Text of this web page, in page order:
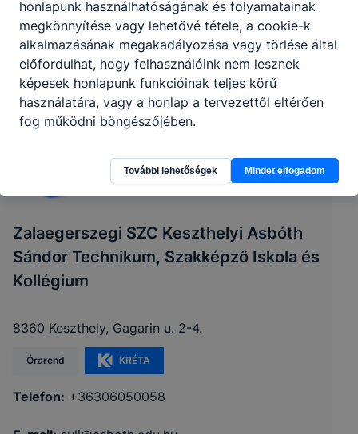
Zalaegerszegi SZC Keszthelyi Asbóth
Sándor Technikum, Szakképző Iskola és
Kollégium
8360 Keszthely, Gagarin u. 2-4.
Órarend KRÉTA
Telefon: +36306050058
honlapunk használhatóságának és folyamatainak
megkönnyítése vagy lehetővé tétele, a cookie-k
alkalmazásának megakadályozása vagy törlése által
előfordulhat, hogy felhasználóink nem lesznek
képesek honlapunk funkcióinak teljes körű
használatára, vagy a honlap a tervezettől eltérően
fog működni böngészőjében.
További lehetőségek Mindet elfogadom